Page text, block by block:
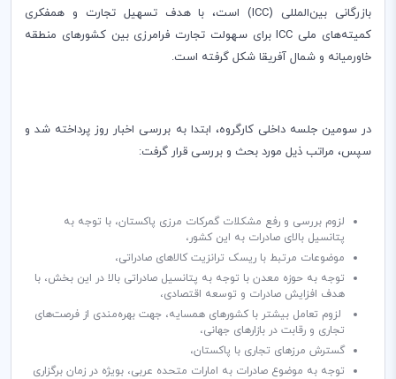
بازرگانی بین‌المللی (ICC) است، با هدف تسهیل تجارت و همفکری
کمیته‌های ملی ICCبرای سهولت تجارت فرامرزی بین کشورهای منطقه
خاورمیانه و شمال آفریقا شکل گرفته است.
در سومین جلسه داخلی کارگروه، ابتدا به بررسی اخبار روز پرداخته شد و
سپس، مراتب ذیل مورد بحث و بررسی قرار گرفت:
لزوم بررسی و رفع مشکلات گمرکات مرزی پاکستان، با توجه به
پتانسیل بالای صادرات به این کشور،
موضوعات مرتبط با ریسک ترانزیت کالاهای صادراتی،
توجه به حوزه معدن با توجه به پتانسیل‌ صادراتی بالا در این بخش، با
هدف افزایش صادرات و توسعه اقتصادی،
لزوم تعامل بیشتر با کشورهای همسایه، جهت بهره‌مندی از فرصت­‌های
تجاری و رقابت در بازارهای جهانی،
گسترش مرزهای تجاری با پاکستان،
توجه به موضوع صادرات به امارات متحده عربی، بویژه در زمان برگزاری